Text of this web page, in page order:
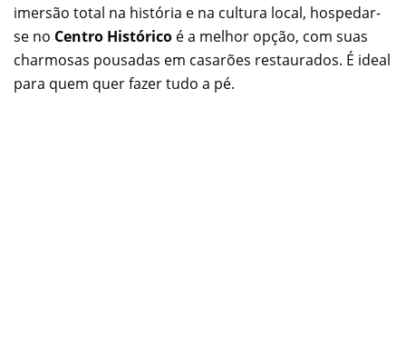
imersão total na história e na cultura local, hospedar-
se no Centro Histórico é a melhor opção, com suas
charmosas pousadas em casarões restaurados. É ideal
para quem quer fazer tudo a pé.